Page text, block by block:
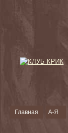
Главная А-Я